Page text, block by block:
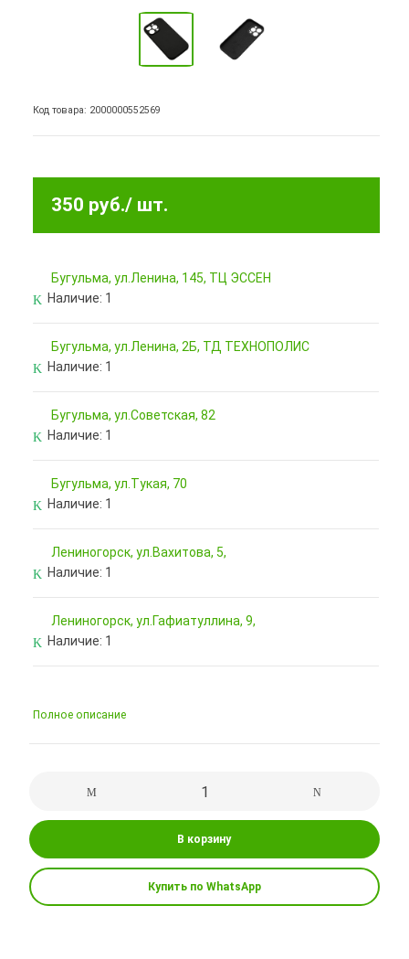
Код товара: 2000000552569
350 руб./ шт.
Бугульма, ул.Ленина, 145, ТЦ ЭССЕН
Наличие: 1
Бугульма, ул.Ленина, 2Б, ТД ТЕХНОПОЛИС
Наличие: 1
Бугульма, ул.Советская, 82
Наличие: 1
Бугульма, ул.Тукая, 70
Наличие: 1
Лениногорск, ул.Вахитова, 5,
Наличие: 1
Лениногорск, ул.Гафиатуллина, 9,
Наличие: 1
Полное описание
В корзину
Купить по WhatsApp